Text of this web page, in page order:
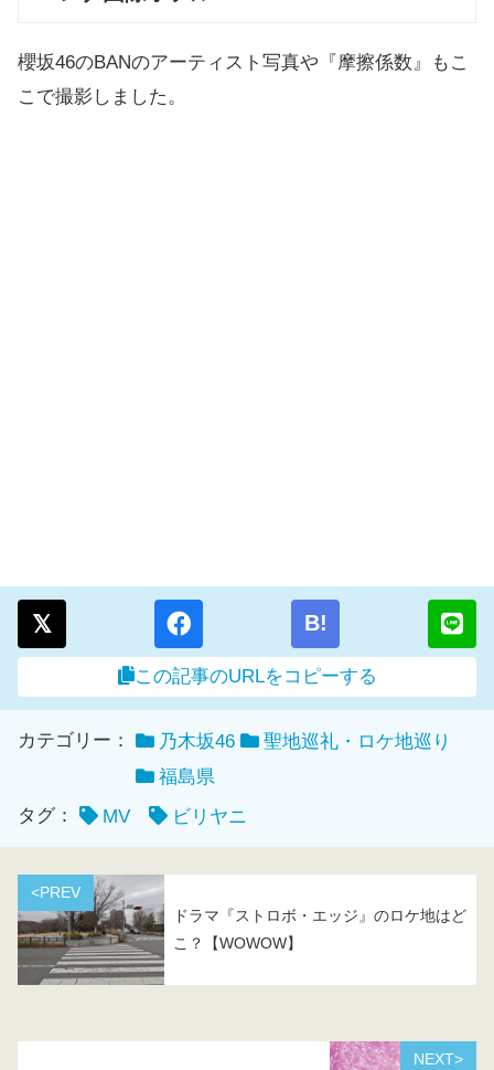
櫻坂46のBANのアーティスト写真や『摩擦係数』もこ
こで撮影しました。
B!
この記事のURLをコピーする
カテゴリー： 乃木坂46
聖地巡礼・ロケ地巡り
福島県
タグ：
MV ビリヤニ
<PREV
ドラマ『ストロボ・エッジ』のロケ地はど
こ？【WOWOW】
NEXT>